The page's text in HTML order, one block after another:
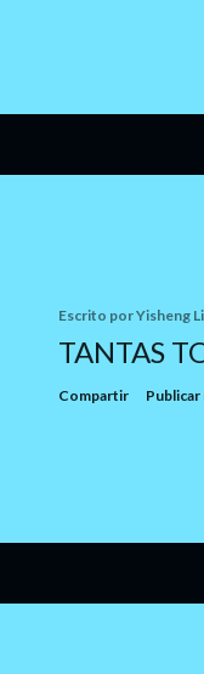
Escrito porYisheng
TANTAS
Compartir